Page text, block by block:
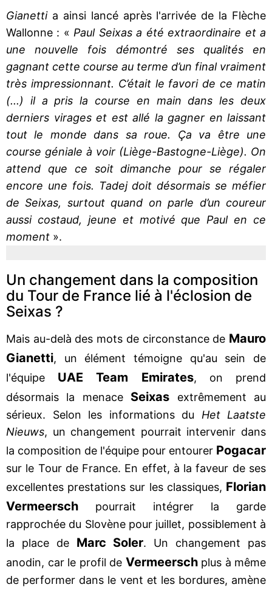
Gianetti a ainsi lancé après l'arrivée de la Flèche
Wallonne : « Paul Seixas a été extraordinaire et a
une nouvelle fois démontré ses qualités en
gagnant cette course au terme d’un final vraiment
très impressionnant. C’était le favori de ce matin
(...) il a pris la course en main dans les deux
derniers virages et est allé la gagner en laissant
tout le monde dans sa roue. Ça va être une
course géniale à voir (Liège-Bastogne-Liège). On
attend que ce soit dimanche pour se régaler
encore une fois. Tadej doit désormais se méfier
de Seixas, surtout quand on parle d’un coureur
aussi costaud, jeune et motivé que Paul en ce
moment ».
Un changement dans la composition
du Tour de France lié à l'éclosion de
Seixas ?
Mais au-delà des mots de circonstance de Mauro
Gianetti, un élément témoigne qu'au sein de
l'équipe UAE Team Emirates, on prend
désormais la menace Seixas
extrêmement au
sérieux. Selon les informations du Het Laatste
Nieuws, un changement pourrait intervenir dans
la composition de l'équipe pour entourer Pogacar
sur le Tour de France. En effet, à la faveur de ses
excellentes prestations sur les classiques, Florian
Vermeersch pourrait intégrer la garde
rapprochée du Slovène pour juillet, possiblement à
la place de Marc Soler. Un changement pas
anodin, car le profil de Vermeerschplus à même
de performer dans le vent et les bordures, amène